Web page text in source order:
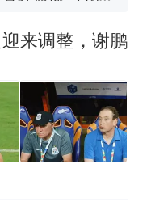
，美国怕什
来调整，谢鹏